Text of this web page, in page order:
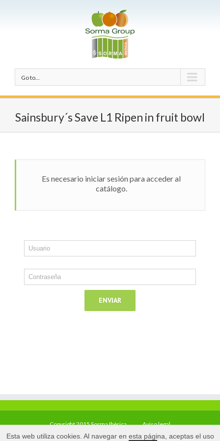
Go to...
Sainsbury´s Save L1 Ripen in fruit bowl
Es necesario iniciar sesión para acceder al
catálogo.
Copyright 2015 Sorma Ibérica Aviso legal
Esta web utiliza cookies. Al navegar en esta página, aceptas el uso